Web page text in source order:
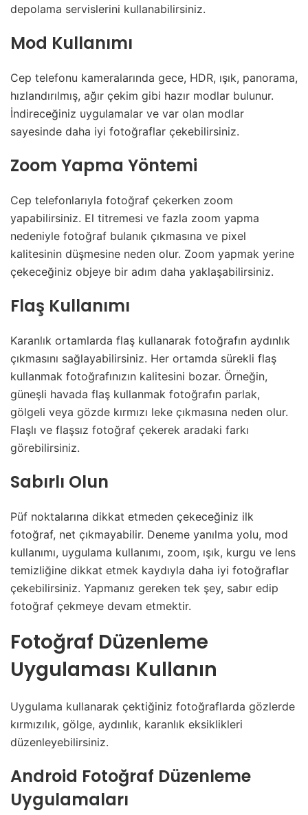
depolama servislerini kullanabilirsiniz.
Mod Kullanımı
Cep telefonu kameralarında gece, HDR, ışık, panorama,
hızlandırılmış, ağır çekim gibi hazır modlar bulunur.
İndireceğiniz uygulamalar ve var olan modlar
sayesinde daha iyi fotoğraflar çekebilirsiniz.
Zoom Yapma Yöntemi
Cep telefonlarıyla fotoğraf çekerken zoom
yapabilirsiniz. El titremesi ve fazla zoom yapma
nedeniyle fotoğraf bulanık çıkmasına ve pixel
kalitesinin düşmesine neden olur. Zoom yapmak yerine
çekeceğiniz objeye bir adım daha yaklaşabilirsiniz.
Flaş Kullanımı
Karanlık ortamlarda flaş kullanarak fotoğrafın aydınlık
çıkmasını sağlayabilirsiniz. Her ortamda sürekli flaş
kullanmak fotoğrafınızın kalitesini bozar. Örneğin,
güneşli havada flaş kullanmak fotoğrafın parlak,
gölgeli veya gözde kırmızı leke çıkmasına neden olur.
Flaşlı ve flaşsız fotoğraf çekerek aradaki farkı
görebilirsiniz.
Sabırlı Olun
Püf noktalarına dikkat etmeden çekeceğiniz ilk
fotoğraf, net çıkmayabilir. Deneme yanılma yolu, mod
kullanımı, uygulama kullanımı, zoom, ışık, kurgu ve lens
temizliğine dikkat etmek kaydıyla daha iyi fotoğraflar
çekebilirsiniz. Yapmanız gereken tek şey, sabır edip
fotoğraf çekmeye devam etmektir.
Fotoğraf Düzenleme
Uygulaması Kullanın
Uygulama kullanarak çektiğiniz fotoğraflarda gözlerde
kırmızılık, gölge, aydınlık, karanlık eksiklikleri
düzenleyebilirsiniz.
Android Fotoğraf Düzenleme
Uygulamaları